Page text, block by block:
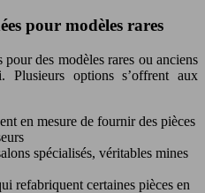
pour modèles rares
des modèles rares ou anciens
Plusieurs options s’offrent aux
en mesure de fournir des pièces
spécialisés, véritables mines
refabriquent certaines pièces en